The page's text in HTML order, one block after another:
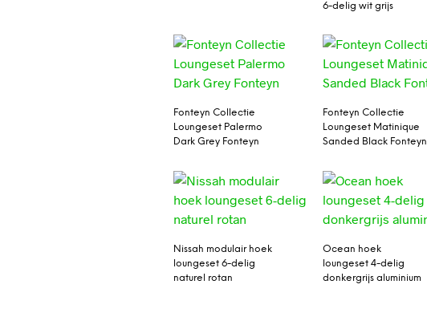
6-delig wit grijs
Fonteyn Collectie
Loungeset Palermo
Dark Grey Fonteyn
Fonteyn Collectie
Loungeset Matinique
Sanded Black Fonteyn
Nissah modulair hoek
loungeset 6-delig
naturel rotan
Ocean hoek
loungeset 4-delig
donkergrijs aluminium